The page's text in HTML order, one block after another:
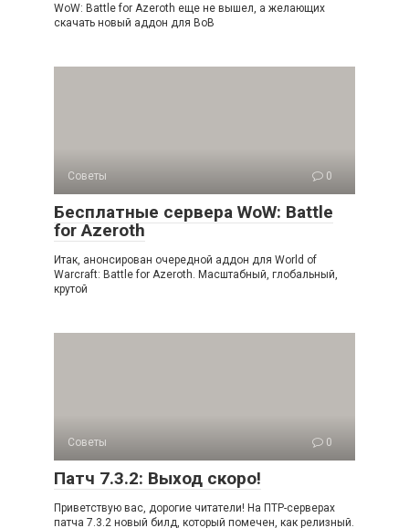
WoW: Battle for Azeroth еще не вышел, а желающих
скачать новый аддон для ВоВ
Советы 0
Бесплатные сервера WoW: Battle
for Azeroth
Итак, анонсирован очередной аддон для World of
Warcraft: Battle for Azeroth. Масштабный, глобальный,
крутой
Советы 0
Патч 7.3.2: Выход скоро!
Приветствую вас, дорогие читатели! На ПТР-серверах
патча 7.3.2 новый билд, который помечен, как релизный.